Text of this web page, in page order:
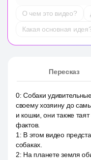
О чем это видео?
Какая основная
Пересказ
0:Собаки
своему хозяину до
и кошки, они также
фактов.
1 : В этом видео
собаках.
2: На планете земля